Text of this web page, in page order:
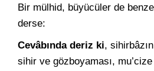
Bir mülhid, büyücüler de
derse:
Cevâbında deriz ki,
sihir ve gözboyaması,